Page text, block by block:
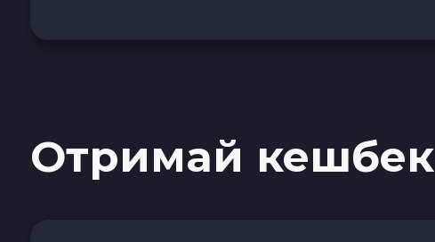
Наличные USD
Отримай кешбек